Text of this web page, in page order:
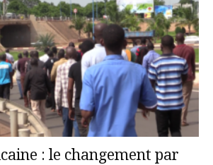
: le changement par